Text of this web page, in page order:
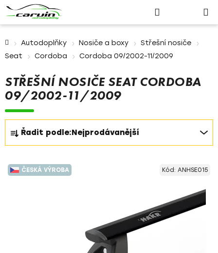
Přihlášení
košík
Autodoplňky Nosiče a boxy
Střešní nosiče
Seat
Cordoba Cordoba 09/2002-11/2009
STŘEŠNÍ NOSIČE SEAT CORDOBA
09/2002-11/2009
Ř
a
z
e
n
Řadit podle:Nejprodávanější
V
ý
ČESKÁ VÝROBA Kód: ANHSE015